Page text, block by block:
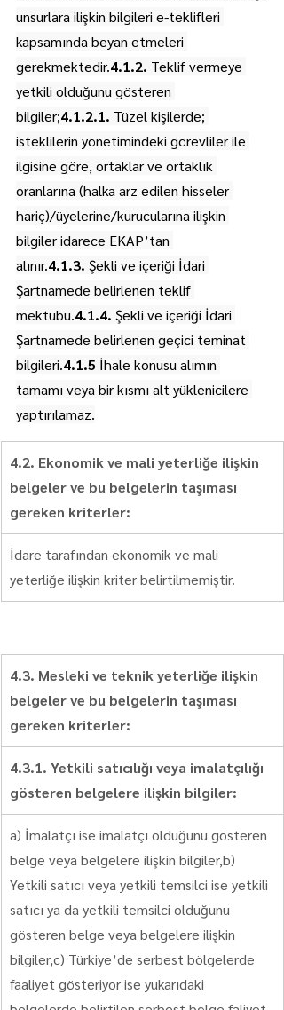
unsurlara ilişkin bilgileri e-teklifleri
kapsamında beyan etmeleri
gerekmektedir.4.1.2. Teklif vermeye
yetkili olduğunu gösteren
bilgiler;4.1.2.1. Tüzel kişilerde;
isteklilerin yönetimindeki görevliler ile
ilgisine göre, ortaklar ve ortaklık
oranlarına (halka arz edilen hisseler
hariç)/üyelerine/kurucularına ilişkin
bilgiler idarece EKAP’tan
alınır.4.1.3. Şekli ve içeriği İdari
Şartnamede belirlenen teklif
mektubu.4.1.4. Şekli ve içeriği İdari
Şartnamede belirlenen geçici teminat
bilgileri.4.1.5 İhale konusu alımın
tamamı veya bir kısmı alt yüklenicilere
yaptırılamaz.
4.2. Ekonomik ve mali yeterliğe ilişkin
belgeler ve bu belgelerin taşıması
gereken kriterler:
İdare tarafından ekonomik ve mali
yeterliğe ilişkin kriter belirtilmemiştir.
4.3. Mesleki ve teknik yeterliğe ilişkin
belgeler ve bu belgelerin taşıması
gereken kriterler:
4.3.1. Yetkili satıcılığı veya imalatçılığı
gösteren belgelere ilişkin bilgiler:
a) İmalatçı ise imalatçı olduğunu gösteren
belge veya belgelere ilişkin bilgiler,b)
Yetkili satıcı veya yetkili temsilci ise yetkili
satıcı ya da yetkili temsilci olduğunu
gösteren belge veya belgelere ilişkin
bilgiler,c) Türkiye’de serbest bölgelerde
faaliyet gösteriyor ise yukarıdaki